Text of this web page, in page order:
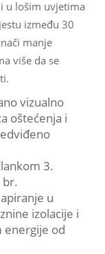
u lošim uvjetima
između 30
manje
više da se
vizualno
oštećenja i
3.
br.
u
izolacije i
energije od